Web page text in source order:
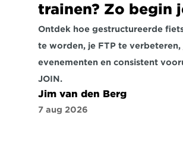
trainen? Zo begin
Ontdek hoe gestructureerde
te worden, je FTP te
evenementen en consistent
JOIN.
Jim van den Berg
7 aug 2026